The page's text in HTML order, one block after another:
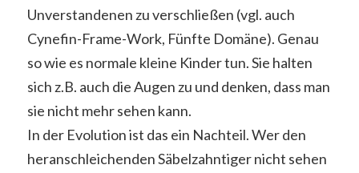
Unverstandenen zu verschließen (vgl. auch
Cynefin-Frame-Work, Fünfte Domäne). Genau
so wie es normale kleine Kinder tun. Sie halten
sich z.B. auch die Augen zu und denken, dass man
sie nicht mehr sehen kann.
In der Evolution ist das ein Nachteil. Wer den
heranschleichenden Säbelzahntiger nicht sehen